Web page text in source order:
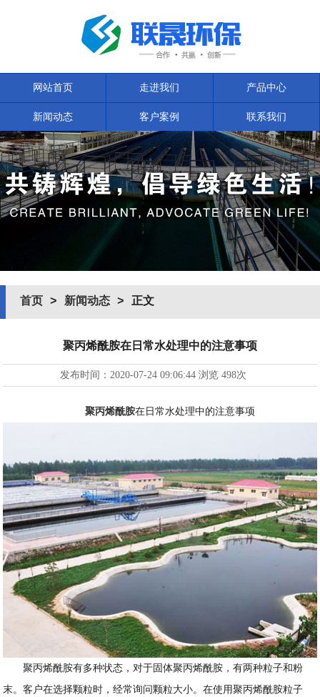
网站首页 走进我们 产品中心
新闻动态 客户案例 联系我们
首页 > 新闻动态 > 正文
聚丙烯酰胺在日常水处理中的注意事项
发布时间：2020-07-24 09:06:44浏览498次
聚丙烯酰胺在日常水处理中的注意事项
聚丙烯酰胺有多种状态，对于固体聚丙烯酰胺，有两种粒子和粉
末。客户在选择颗粒时，经常询问颗粒大小。在使用聚丙烯酰胺粒子